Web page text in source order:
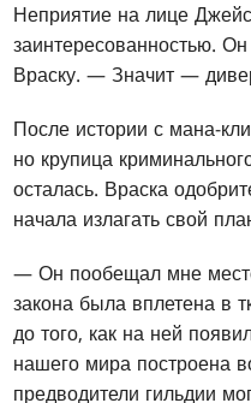
Неприятие на лице
заинтересованностью.
Враску. — Значит —
После истории с мана-
но крупица
осталась. Враска
начала излагать свой
— Он пообещал мне
закона была вплетена в
до того, как на ней
нашего мира построена
предводители гильдии